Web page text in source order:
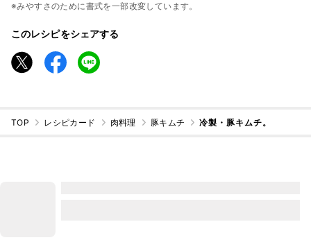
※みやすさのために書式を一部改変しています。
このレシピをシェアする
TOP レシピカード 肉料理 豚キムチ 冷製・豚キムチ。